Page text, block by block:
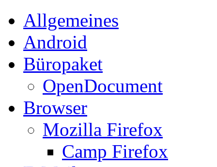
Allgemeines
Android
Büropaket
OpenDocument
Browser
Mozilla Firefox
Camp Firefox